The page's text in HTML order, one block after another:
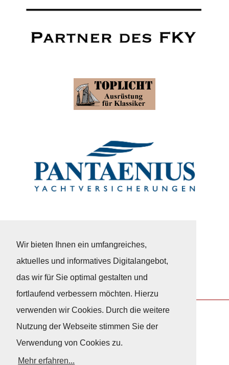
Wir bieten Ihnen ein umfangreiches,
aktuelles und informatives Digitalangebot,
das wir für Sie optimal gestalten und
fortlaufend verbessern möchten. Hierzu
verwenden wir Cookies. Durch die weitere
Nutzung der Webseite stimmen Sie der
Verwendung von Cookies zu.
Mehr erfahren...